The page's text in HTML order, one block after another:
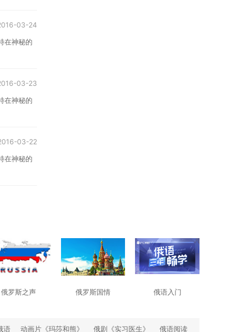
在神秘的
03-24
在神秘的
03-23
在神秘的
03-22
俄罗斯之声 俄罗斯国情 俄语入门
语 动画片《玛莎和熊》 俄剧《实习医生》 俄语阅读